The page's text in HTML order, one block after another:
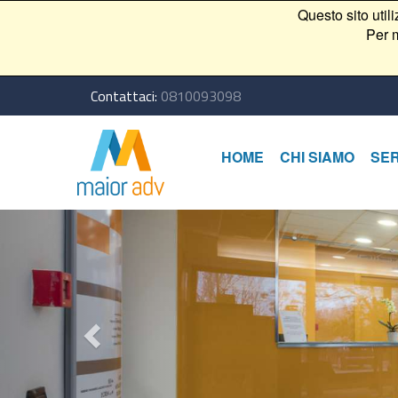
Questo sito
Per
Contattaci: 0810093098
HOME CHI SIAMO